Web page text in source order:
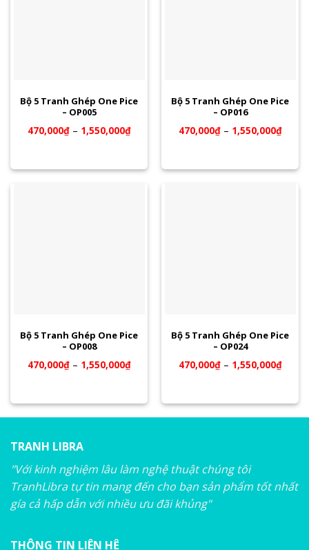
Bộ 5 Tranh Ghép One Pice
– OP005
470,000₫– 1,550,000₫
Bộ 5 Tranh Ghép One Pice
– OP016
470,000₫– 1,550,000₫
Bộ 5 Tranh Ghép One Pice
– OP008
470,000₫– 1,550,000₫
Bộ 5 Tranh Ghép One Pice
– OP024
470,000₫– 1,550,000₫
TRANH LIBRA
"Với kinh nghiệm lâu làm nghệ thuật chúng tôi
TranhLibra tự tin mang đến cho bạn sản phẩm tốt nhất
gía cả hấp dẫn với nhiều ưu đãi khủng"
THÔNG TIN LIÊN HỆ